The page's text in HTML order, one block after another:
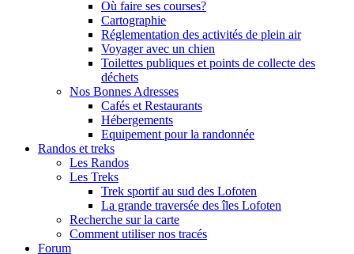
Où faire ses courses?
Cartographie
Réglementation des activités de plein air
Voyager avec un chien
Toilettes publiques et points de collecte des
déchets
Nos Bonnes Adresses
Cafés et Restaurants
Hébergements
Equipement pour la randonnée
Randos et treks
Les Randos
Les Treks
Trek sportif au sud des Lofoten
La grande traversée des îles Lofoten
Recherche sur la carte
Comment utiliser nos tracés
Forum